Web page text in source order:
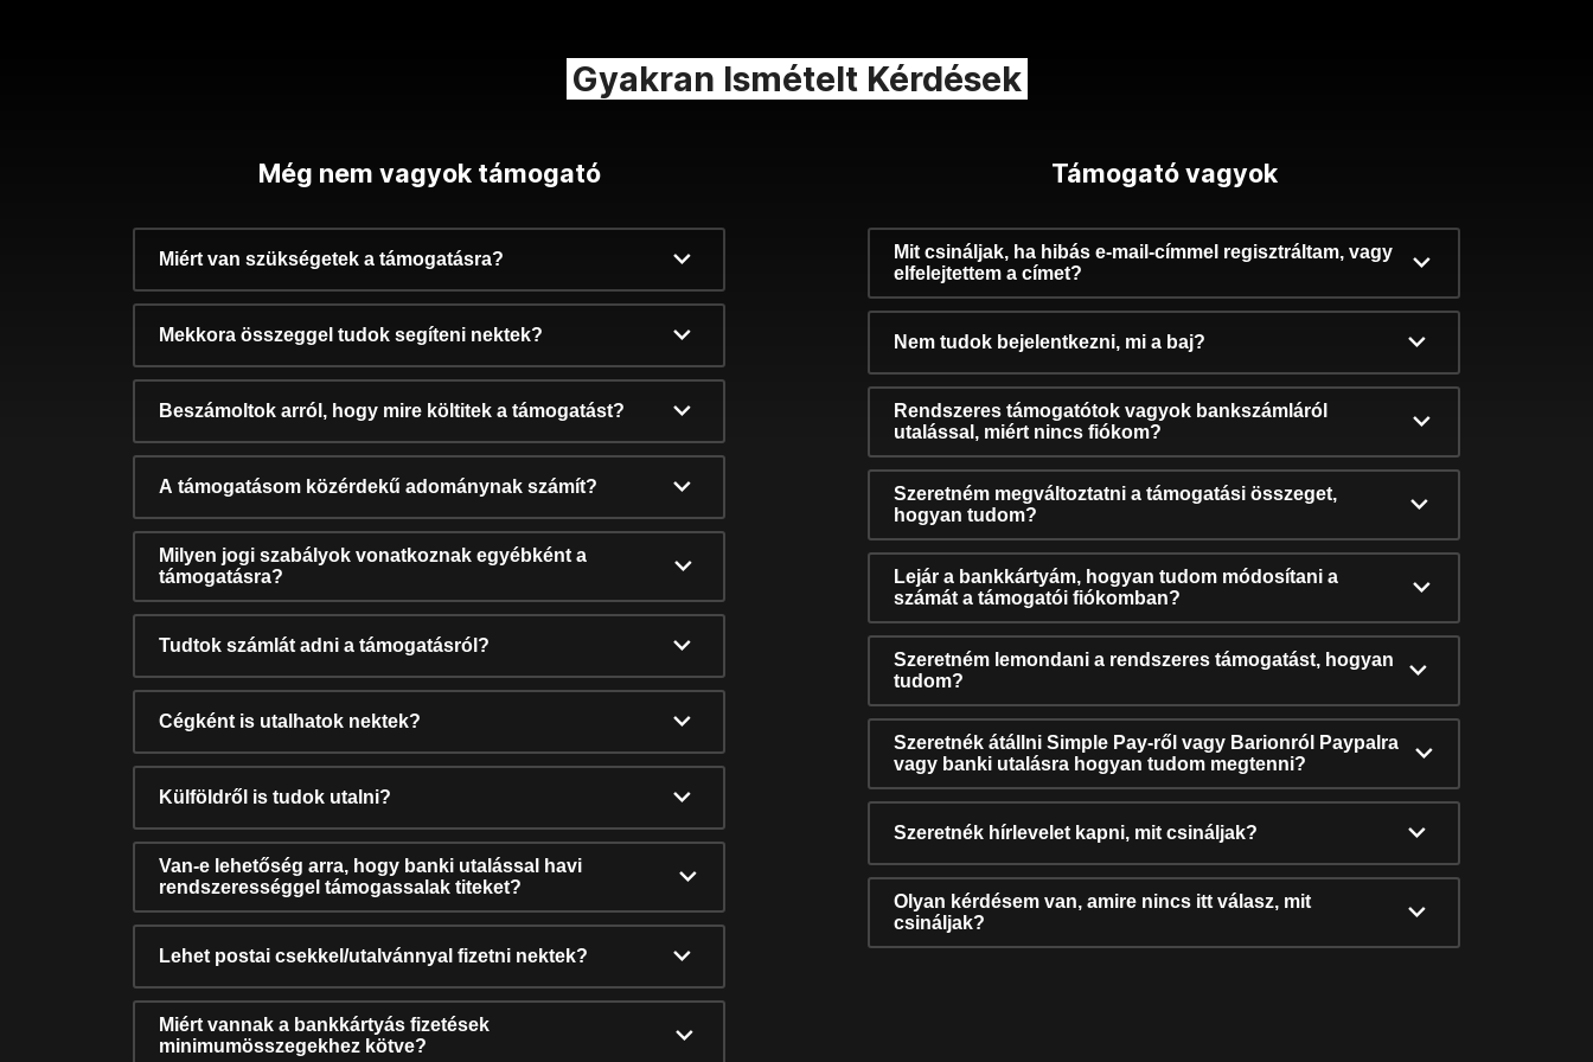
Gyakran Ismételt Kérdések
Még nem vagyok támogató
Miért van szükségetek a támogatásra?
Mekkora összeggel tudok segíteni nektek?
Beszámoltok arról, hogy mire költitek a támogatást?
A támogatásom közérdekű adománynak számít?
Milyen jogi szabályok vonatkoznak egyébként a
támogatásra?
Tudtok számlát adni a támogatásról?
Cégként is utalhatok nektek?
Külföldről is tudok utalni?
Van-e lehetőség arra, hogy banki utalással havi
rendszerességgel támogassalak titeket?
Lehet postai csekkel/utalvánnyal fizetni nektek?
Miért vannak a bankkártyás fizetések
minimumösszegekhez kötve?
Támogató vagyok
Mit csináljak, ha hibás e-mail-címmel regisztráltam, vagy
elfelejtettem a címet?
Nem tudok bejelentkezni, mi a baj?
Rendszeres támogatótok vagyok bankszámláról
utalással, miért nincs fiókom?
Szeretném megváltoztatni a támogatási összeget,
hogyan tudom?
Lejár a bankkártyám, hogyan tudom módosítani a
számát a támogatói fiókomban?
Szeretném lemondani a rendszeres támogatást, hogyan
tudom?
Szeretnék átállni Simple Pay-ről vagy Barionról Paypalra
vagy banki utalásra hogyan tudom megtenni?
Szeretnék hírlevelet kapni, mit csináljak?
Olyan kérdésem van, amire nincs itt válasz, mit
csináljak?